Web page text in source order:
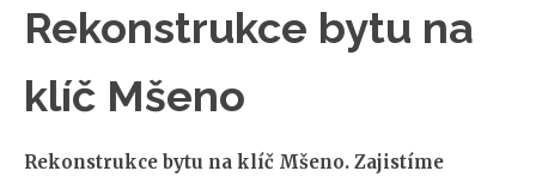
Rekonstrukce bytu na
klíč Mšeno
Rekonstrukce bytu na klíč Mšeno. Zajistíme